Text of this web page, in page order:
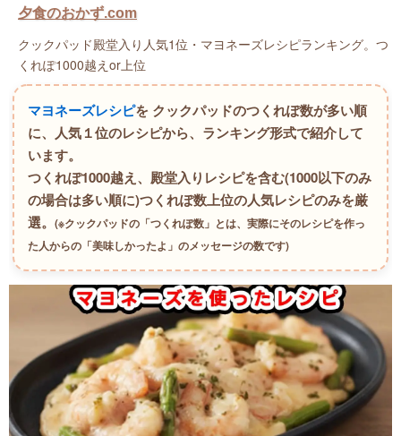
夕食のおかず.com
クックパッド殿堂入り人気1位・マヨネーズレシピランキング。つ
くれぽ1000越えor上位
マヨネーズレシピを クックパッドのつくれぽ数が多い順
に、人気１位のレシピから、ランキング形式で紹介して
います。
つくれぽ1000越え、殿堂入りレシピを含む(1000以下のみ
の場合は多い順に)つくれぽ数上位の人気レシピのみを厳
選。(※クックパッドの「つくれぽ数」とは、実際にそのレシピを作っ
た人からの「美味しかったよ」のメッセージの数です)